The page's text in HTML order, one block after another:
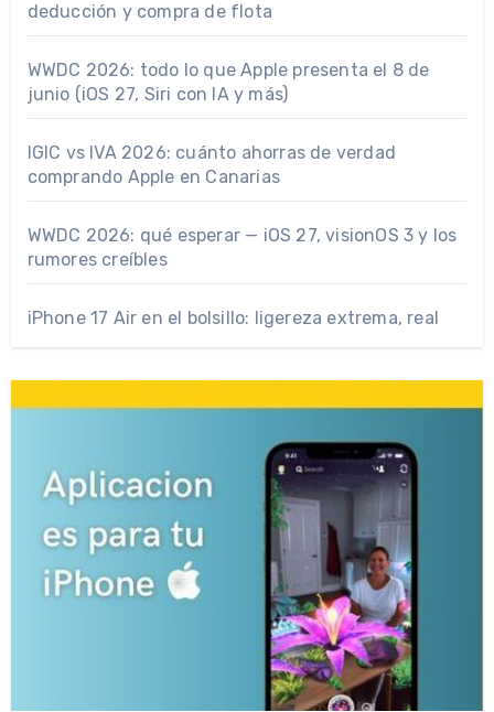
deducción y compra de flota
WWDC 2026: todo lo que Apple presenta el 8 de
junio (iOS 27, Siri con IA y más)
IGIC vs IVA 2026: cuánto ahorras de verdad
comprando Apple en Canarias
WWDC 2026: qué esperar — iOS 27, visionOS 3 y los
rumores creíbles
iPhone 17 Air en el bolsillo: ligereza extrema, real